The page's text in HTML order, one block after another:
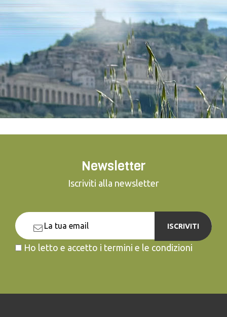
Newsletter
Iscriviti alla newsletter
ISCRIVITI
Ho letto e accetto i termini e le condizioni